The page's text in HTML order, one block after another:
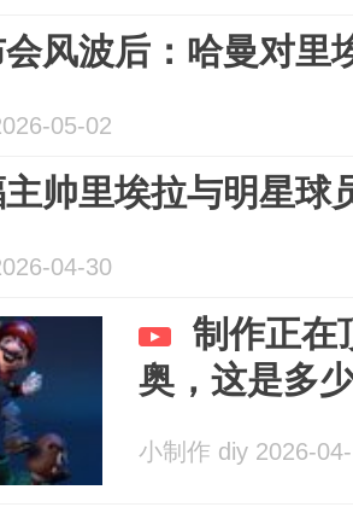
风波后：哈曼对里
05-02
帅里埃拉与明星球
04-30
制作正在
奥，这是多
小制作 diy 2026-